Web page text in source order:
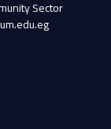
Sector